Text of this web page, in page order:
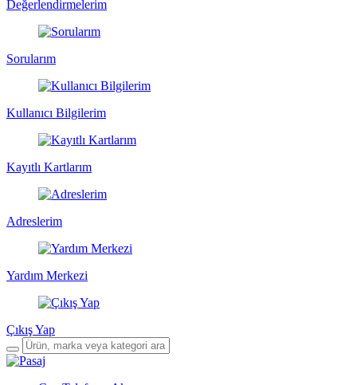
Değerlendirmelerim
Sorularım
Kullanıcı Bilgilerim
Kayıtlı Kartlarım
Adreslerim
Yardım Merkezi
Çıkış Yap